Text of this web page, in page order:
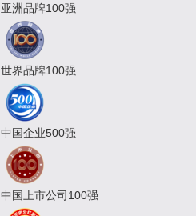
亚洲品牌100强
世界品牌100强
中国企业500强
中国上市公司100强